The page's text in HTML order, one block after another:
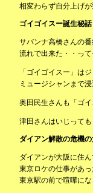
相変わらず自分上げが
ゴイゴイスー誕生秘話
サバンナ高橋さんの番
流れで出来た・・っ
「ゴイゴイスー」は
ミュージシャンまで浸
奥田民生さんも「ゴイ
津田さんはいじっても
ダイアン解散の危機
ダイアンが大阪に住ん
東京ロケの仕事があっ
東京駅の前で喧嘩にな